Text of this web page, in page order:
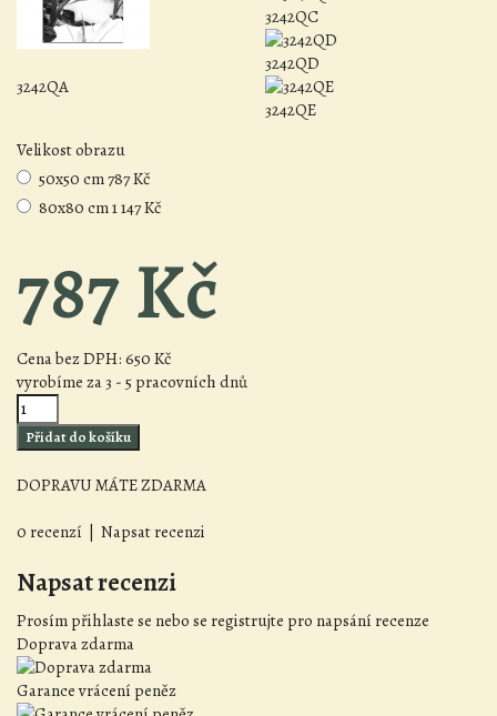
3242QA
3242QC
3242QD
3242QE
Velikost obrazu
50x50 cm787 Kč
80x80 cm1 147 Kč
787 Kč
Cena bez DPH: 650 Kč
vyrobíme za 3 - 5 pracovních dnů
DOPRAVU MÁTE ZDARMA
0 recenzí | Napsat recenzi
Napsat recenzi
Prosím přihlaste se nebo se registrujte pro napsání recenze
Doprava zdarma
Garance vrácení peněz